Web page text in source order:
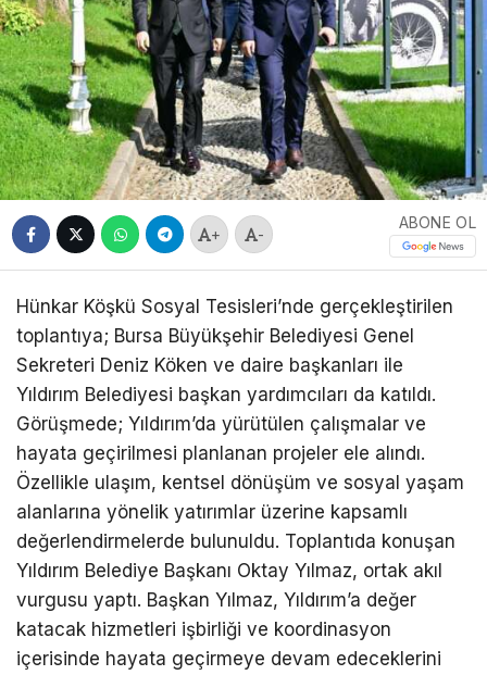
+ -
ABONE OL
Hünkar Köşkü Sosyal Tesisleri’nde gerçekleştirilen
toplantıya; Bursa Büyükşehir Belediyesi Genel
Sekreteri Deniz Köken ve daire başkanları ile
Yıldırım Belediyesi başkan yardımcıları da katıldı.
Görüşmede; Yıldırım’da yürütülen çalışmalar ve
hayata geçirilmesi planlanan projeler ele alındı.
Özellikle ulaşım, kentsel dönüşüm ve sosyal yaşam
alanlarına yönelik yatırımlar üzerine kapsamlı
değerlendirmelerde bulunuldu. Toplantıda konuşan
Yıldırım Belediye Başkanı Oktay Yılmaz, ortak akıl
vurgusu yaptı. Başkan Yılmaz, Yıldırım’a değer
katacak hizmetleri işbirliği ve koordinasyon
içerisinde hayata geçirmeye devam edeceklerini